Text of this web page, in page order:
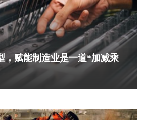
，赋能制造业是一道“加减乘